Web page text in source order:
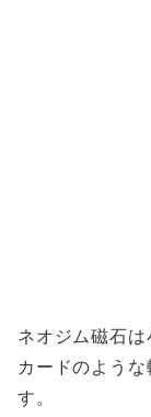
ネオジム磁石
カードのよう
す。